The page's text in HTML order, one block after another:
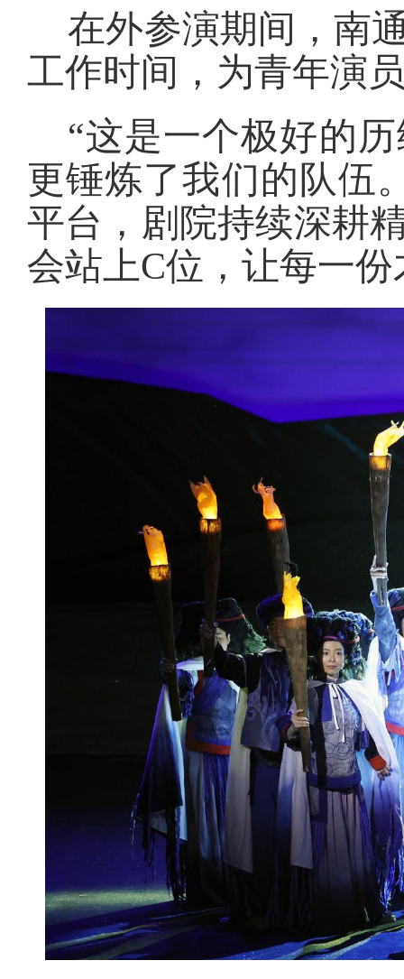
在外参演期间，南
工作时间，为青年演
“这是一个极好的
更锤炼了我们的队伍
平台，剧院持续深耕
会站上C位，让每一